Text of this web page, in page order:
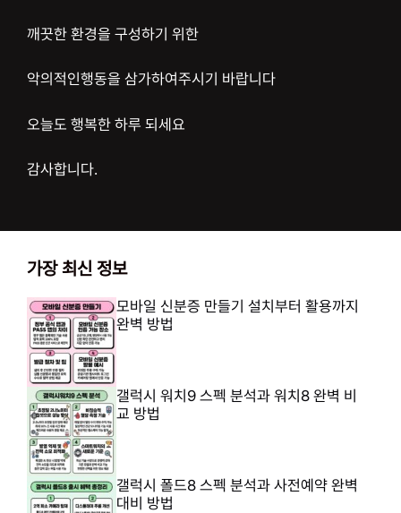
깨끗한 환경을 구성하기 위한
악의적인행동을 삼가하여주시기 바랍니다
오늘도 행복한 하루 되세요
감사합니다.
가장 최신 정보
모바일 신분증 만들기 설치부터 활용까지
완벽 방법
갤럭시 워치9 스펙 분석과 워치8 완벽 비
교 방법
갤럭시 폴드8 스펙 분석과 사전예약 완벽
대비 방법